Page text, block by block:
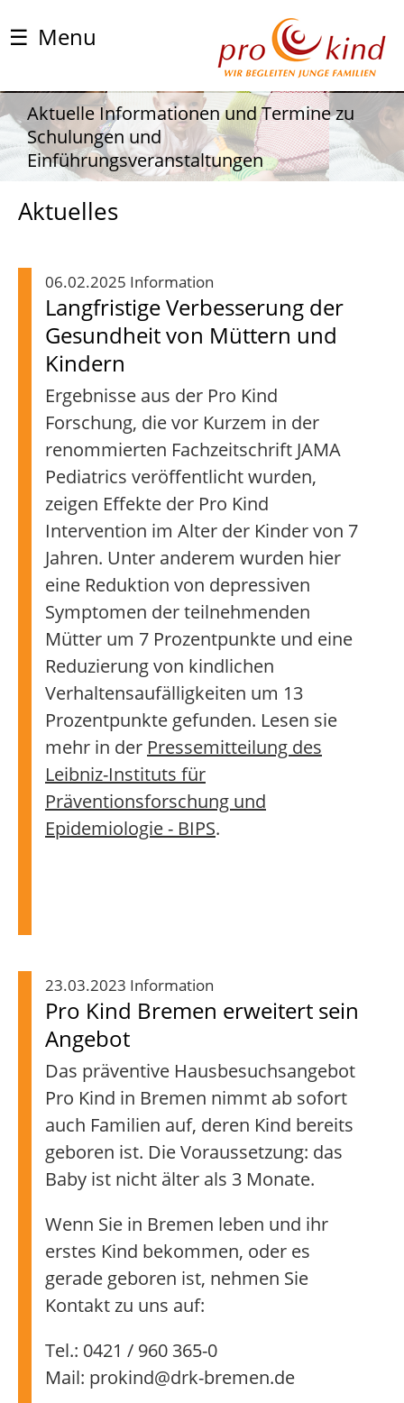
☰ Menu
Aktuelle Informationen und Termine zu
Schulungen und
Einführungsveranstaltungen
Aktuelles
06.02.2025 Information
Langfristige Verbesserung der
Gesundheit von Müttern und
Kindern
Ergebnisse aus der Pro Kind
Forschung, die vor Kurzem in der
renommierten Fachzeitschrift JAMA
Pediatrics veröffentlicht wurden,
zeigen Effekte der Pro Kind
Intervention im Alter der Kinder von 7
Jahren. Unter anderem wurden hier
eine Reduktion von depressiven
Symptomen der teilnehmenden
Mütter um 7 Prozentpunkte und eine
Reduzierung von kindlichen
Verhaltensaufälligkeiten um 13
Prozentpunkte gefunden. Lesen sie
mehr in der Pressemitteilung des
Leibniz-Instituts für
Präventionsforschung und
Epidemiologie - BIPS.
23.03.2023 Information
Pro Kind Bremen erweitert sein
Angebot
Das präventive Hausbesuchsangebot
Pro Kind in Bremen nimmt ab sofort
auch Familien auf, deren Kind bereits
geboren ist. Die Voraussetzung: das
Baby ist nicht älter als 3 Monate.
Wenn Sie in Bremen leben und ihr
erstes Kind bekommen, oder es
gerade geboren ist, nehmen Sie
Kontakt zu uns auf:
Tel.: 0421 / 960 365-0
Mail: prokind@drk-bremen.de